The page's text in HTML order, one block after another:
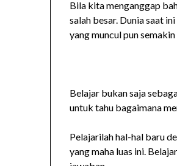
Bila kita menganggap
salah besar. Dunia saat
yang muncul pun
Belajar bukan saja
untuk tahu bagaimana
Pelajarilah hal-hal baru
yang maha luas ini.